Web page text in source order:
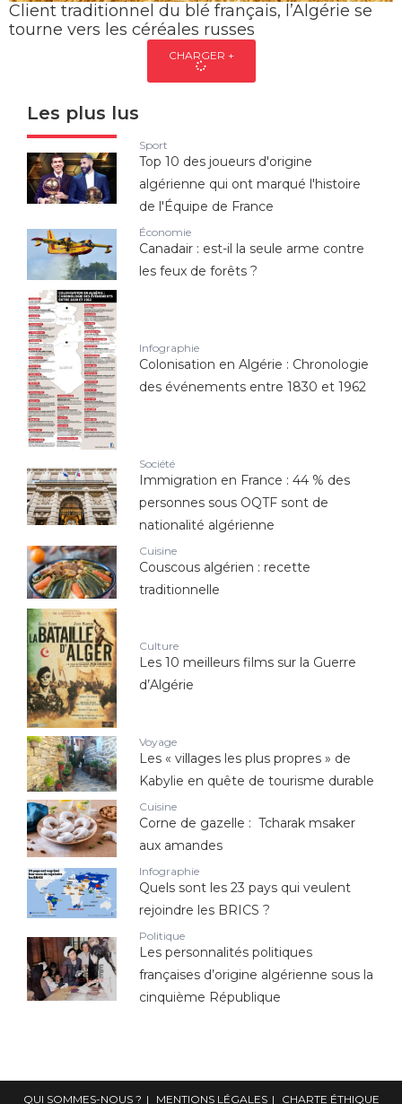
Client traditionnel du blé français, l’Algérie se
tourne vers les céréales russes
CHARGER +
Les plus lus
Sport
Top 10 des joueurs d'origine
algérienne qui ont marqué l'histoire
de l'Équipe de France
Économie
Canadair : est-il la seule arme contre
les feux de forêts ?
Infographie
Colonisation en Algérie : Chronologie
des événements entre 1830 et 1962
Société
Immigration en France : 44 % des
personnes sous OQTF sont de
nationalité algérienne
Cuisine
Couscous algérien : recette
traditionnelle
Culture
Les 10 meilleurs films sur la Guerre
d’Algérie
Voyage
Les « villages les plus propres » de
Kabylie en quête de tourisme durable
Cuisine
Corne de gazelle : Tcharak msaker
aux amandes
Infographie
Quels sont les 23 pays qui veulent
rejoindre les BRICS ?
Politique
Les personnalités politiques
françaises d’origine algérienne sous la
cinquième République
QUI SOMMES-NOUS ? MENTIONS LÉGALES CHARTE ÉTHIQUE